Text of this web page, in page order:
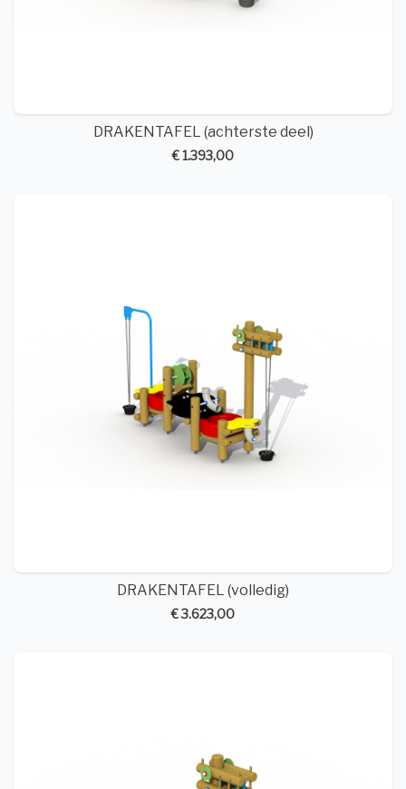
DRAKENTAFEL (achterste deel)
€ 1.393,00
DRAKENTAFEL (volledig)
€ 3.623,00